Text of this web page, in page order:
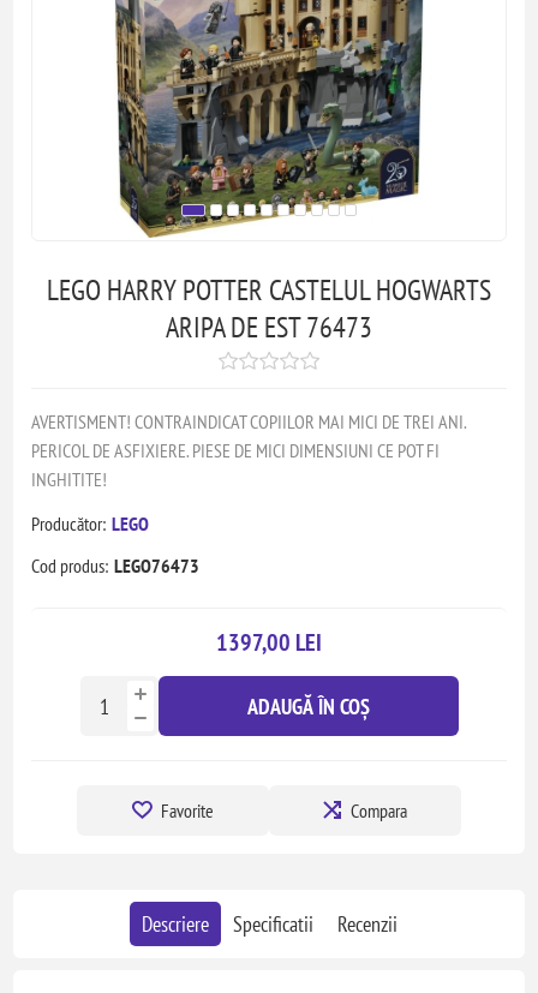
LEGO HARRY POTTER CASTELUL HOGWARTS
ARIPA DE EST 76473
AVERTISMENT! CONTRAINDICAT COPIILOR MAI MICI DE TREI ANI.
PERICOL DE ASFIXIERE. PIESE DE MICI DIMENSIUNI CE POT FI
INGHITITE!
Producător: LEGO
Cod produs: LEGO76473
1397,00 LEI
ADAUGĂ ÎN COȘ
Favorite Compara
Descriere Specificatii Recenzii